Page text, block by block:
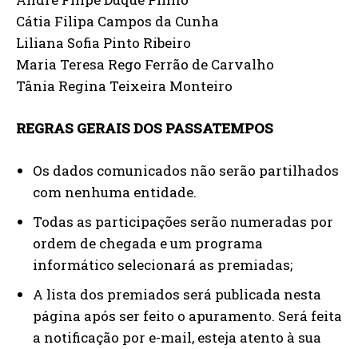
Cátia Filipa Campos da Cunha
Liliana Sofia Pinto Ribeiro
Maria Teresa Rego Ferrão de Carvalho
Tânia Regina Teixeira Monteiro
REGRAS GERAIS DOS PASSATEMPOS
Os dados comunicados não serão partilhados
com nenhuma entidade.
Todas as participações serão numeradas por
ordem de chegada e um programa
informático selecionará as premiadas;
A lista dos premiados será publicada nesta
página após ser feito o apuramento. Será feita
a notificação por e-mail, esteja atento à sua